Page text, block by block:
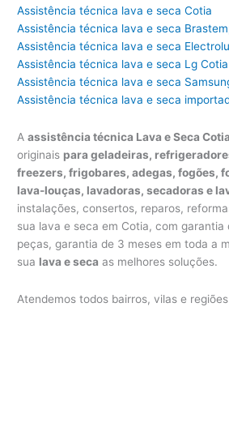
Assistência técnica lava e seca Cotia
Assistência técnica lava e seca
Assistência técnica lava e seca
Assistência técnica lava e seca Lg Cotia
Assistência técnica lava e seca
Assistência técnica lava e seca
Aassistência técnica Lava e Seca Cotia
originais para geladeiras,
freezers, frigobares, adegas, fogões,
lava-louças, lavadoras, secadoras e
instalações, consertos, reparos,
sua lava e seca em Cotia, com
peças, garantia de 3 meses em toda a
sua lava e seca as melhores soluções.
Atendemos todos bairros, vilas e